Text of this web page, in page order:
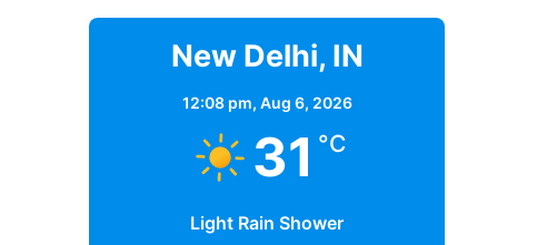
New Delhi, IN
12:08 pm, Aug 6, 2026
31 °C
Light Rain Shower